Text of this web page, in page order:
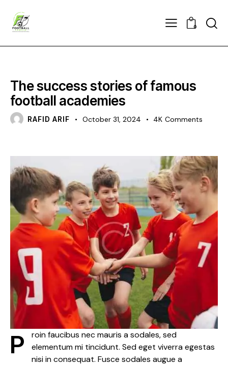
0
The success stories of famous
football academies
RAFID ARIF October 31, 2024 4K Comments
Proin faucibus nec mauris a sodales, sed
elementum mi tincidunt. Sed eget viverra egestas
nisi in consequat. Fusce sodales augue a